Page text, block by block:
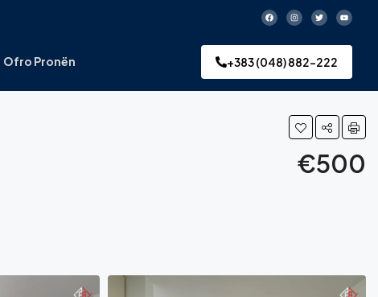
Ofro Pronën +383 (048) 882-222
€500